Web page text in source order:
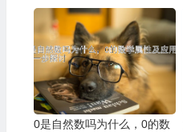
0是自然数吗为什么，0的数